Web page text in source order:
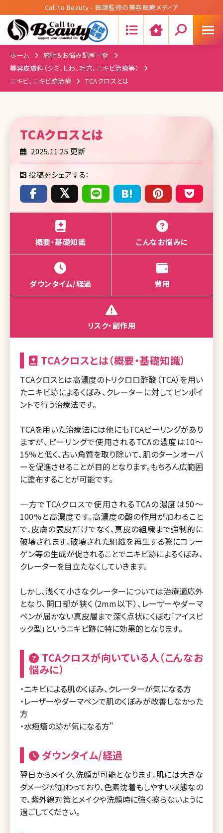
Call to Beauty - 医師監修の美容医療メディア
ホーム
施術＆お悩み記事一覧
美容皮膚科（シミ、しわ、毛穴、ニキビ治療等）
ニキビ、ニキビ跡治療
TCAクロスとは
TCAクロスとは
2025.11.25 更新
投稿をシェアする：
概要・基礎知識 こんなお悩みに
ダウンタイム/経過 費用
リスク・副作用
TCAクロスとは（概要・基礎知識）
TCAクロスとは高濃度のトリクロロ酢酸（TCA）を用い
たニキビ跡によるくぼみ、クレーターに対してピンポイ
ントで行う治療法です。
TCAを用いた治療法には他にもTCAピーリングがあり
ますが、ピーリングで使用されるTCAの濃度は10〜
15％と低く、古い角質を取り除いて、肌のターンオーバ
ーを促進させることが目的となります。もちろん広範囲
に塗布することが可能です。
一方でTCAクロスで使用されるTCAの濃度は50〜
100％と高濃度です。高濃度の酸の作用が加わること
で、皮膚の表皮だけでなく、真皮の組織まで強制的に
破壊されます。破壊された組織を再生する際にコラー
ゲン等の生成が促されることでニキビ跡によるくぼみ、
クレーターを目立たなくしていきます。
しかし、浅くて小さなクレーターについては治療適応外
となり、開口部が狭く（2mm以下）、レーザーやダーマ
ペンが届かない真皮層まで深く点状にくぼむ「アイスピ
ック型」というニキビ跡に特に効果的となります。
TCAクロスが向いている人（こんなお
悩みに）
・ニキビによる肌のくぼみ、クレーターが気になる方
・レーザーやダーマペンで肌のくぼみが改善しなかった
方
・水疱瘡の跡が気になる方"
ダウンタイム/経過
翌日からメイク、洗顔が可能となります。肌には大きな
ダメージが加わっており、色素沈着もしやすい状態なの
で、紫外線対策とメイクや洗顔時に強く擦らないように
過ごしてください。